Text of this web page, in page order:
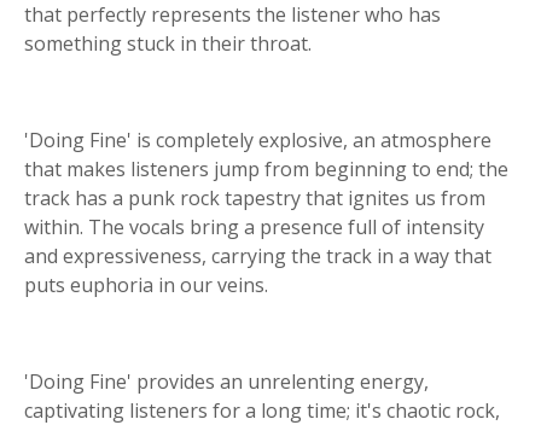
that perfectly represents the listener who has
something stuck in their throat.
'Doing Fine' is completely explosive, an atmosphere
that makes listeners jump from beginning to end; the
track has a punk rock tapestry that ignites us from
within. The vocals bring a presence full of intensity
and expressiveness, carrying the track in a way that
puts euphoria in our veins.
'Doing Fine' provides an unrelenting energy,
captivating listeners for a long time; it's chaotic rock,